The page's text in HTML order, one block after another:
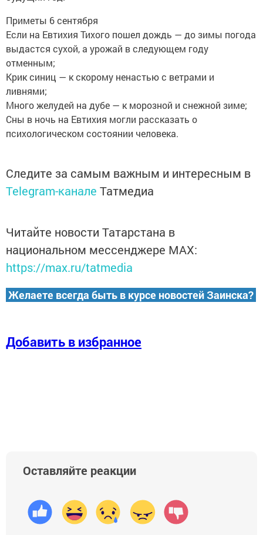
Приметы 6 сентября
Если на Евтихия Тихого пошел дождь — до зимы погода
выдастся сухой, а урожай в следующем году
отменным;
Крик синиц — к скорому ненастью с ветрами и
ливнями;
Много желудей на дубе — к морозной и снежной зиме;
Сны в ночь на Евтихия могли рассказать о
психологическом состоянии человека.
Следите за самым важным и интересным в
Telegram-канале Татмедиа
Читайте новости Татарстана в
национальном мессенджере MАХ:
https://max.ru/tatmedia
Желаете всегда быть в курсе новостей Заинска?
Добавить в избранное
Оставляйте реакции